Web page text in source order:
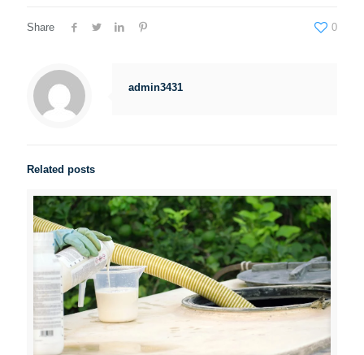
Share 0
admin3431
Related posts